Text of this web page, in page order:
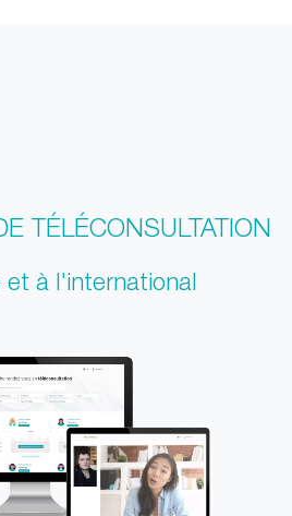
TÉLÉCONSULTATION
et à l'international